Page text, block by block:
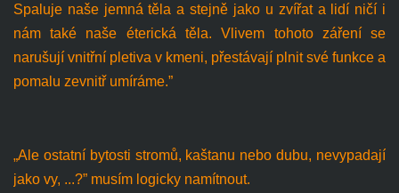
Spaluje naše jemná těla a stejně jako u zvířat a lidí ničí i
nám také naše éterická těla. Vlivem tohoto záření se
narušují vnitřní pletiva v kmeni, přestávají plnit své funkce a
pomalu zevnitř umíráme.”
„Ale ostatní bytosti stromů, kaštanu nebo dubu, nevypadají
jako vy, ...?” musím logicky namítnout.